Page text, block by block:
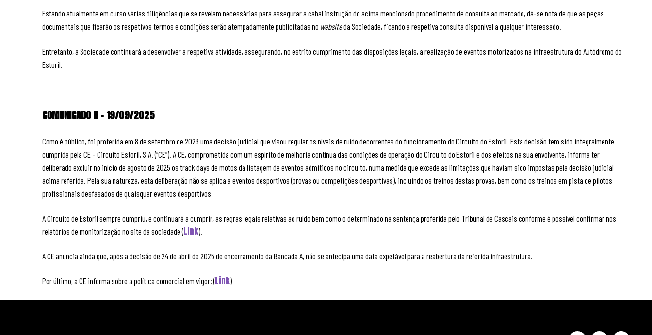
Estando atualmente em curso várias diligências que se revelam necessárias para assegurar a cabal instrução do acima mencionado procedimento de consulta ao mercado, dá-se nota de que as peças
documentais que fixarão os respetivos termos e condições serão atempadamente publicitadas no websiteda Sociedade, ficando a respetiva consulta disponível a qualquer interessado.
Entretanto, a Sociedade continuará a desenvolver a respetiva atividade, assegurando, no estrito cumprimento das disposições legais, a realização de eventos motorizados na infraestrutura do Autódromo do
Estoril.
COMUNICADO II – 19/09/2025
Como é público, foi proferida em 8 de setembro de 2023 uma decisão judicial que visou regular os níveis de ruído decorrentes do funcionamento do Circuito do Estoril. Esta decisão tem sido integralmente
cumprida pela CE – Circuito Estoril, S.A. (“CE”). A CE, comprometida com um espírito de melhoria contínua das condições de operação do Circuito do Estoril e dos efeitos na sua envolvente, informa ter
deliberado excluir no início de agosto de 2025 os track days de motos da listagem de eventos admitidos no circuito, numa medida que excede as limitações que haviam sido impostas pela decisão judicial
acima referida. Pela sua natureza, esta deliberação não se aplica a eventos desportivos (provas ou competições desportivas), incluindo os treinos destas provas, bem como os treinos em pista de pilotos
profissionais desfasados de quaisquer eventos desportivos.
A Circuito de Estoril sempre cumpriu, e continuará a cumprir, as regras legais relativas ao ruído bem como o determinado na sentença proferida pelo Tribunal de Cascais conforme é possível confirmar nos
relatórios de monitorização no site da sociedade (Link).
A CE anuncia ainda que, após a decisão de 24 de abril de 2025 de encerramento da Bancada A, não se antecipa uma data expetável para a reabertura da referida infraestrutura.
Por último, a CE informa sobre a política comercial em vigor: (Link)